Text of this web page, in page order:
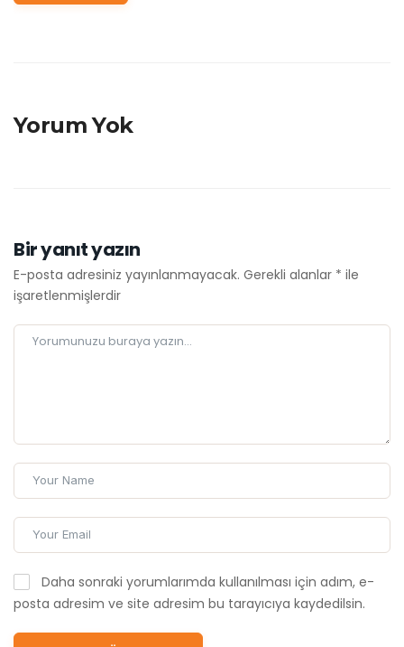
Yorum Yok
Bir yanıt yazın
E-posta adresiniz yayınlanmayacak. Gerekli alanlar * ile
işaretlenmişlerdir
Daha sonraki yorumlarımda kullanılması için adım, e-
posta adresim ve site adresim bu tarayıcıya kaydedilsin.